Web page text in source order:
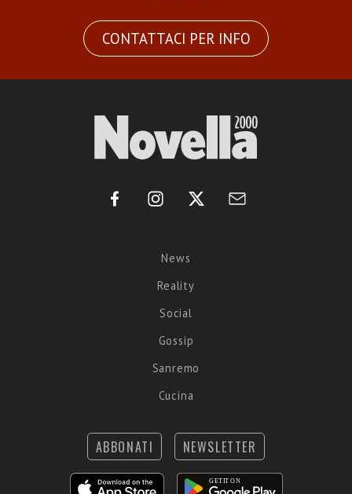
CONTATTACI PER INFO
News
Reality
Social
Gossip
Sanremo
Cucina
ABBONATI NEWSLETTER